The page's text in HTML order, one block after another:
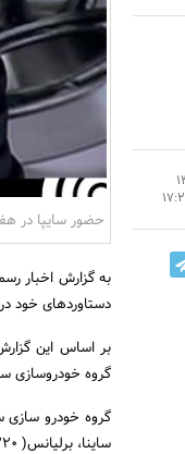
حضور سایپا در
به گزارش اخبار
دستاوردهای خود در هفتمین
بر اساس این
گروه خودروسازی